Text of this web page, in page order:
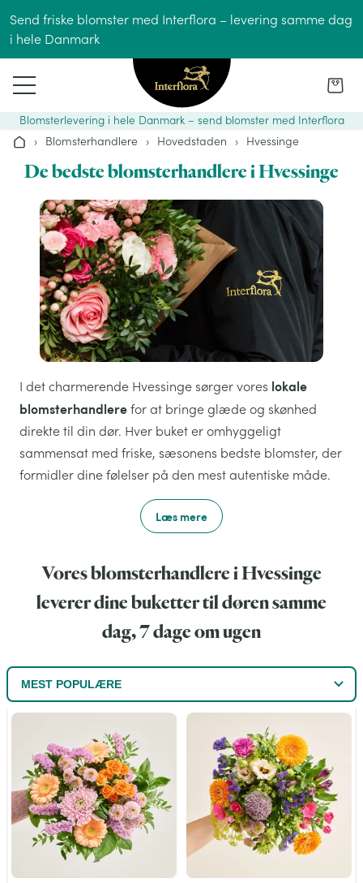
Send friske blomster med Interflora – levering samme dag
i hele Danmark
Blomsterlevering i hele Danmark – send blomster med Interflora
Hjem› Blomsterhandlere › Hovedstaden › Hvessinge
De bedste blomsterhandlere i Hvessinge
I det charmerende Hvessinge sørger vores lokale
blomsterhandlere for at bringe glæde og skønhed
direkte til din dør. Hver buket er omhyggeligt
sammensat med friske, sæsonens bedste blomster, der
formidler dine følelser på den mest autentiske måde.
Læs mere
Vores blomsterhandlere i Hvessinge
leverer dine buketter til døren samme
dag, 7 dage om ugen